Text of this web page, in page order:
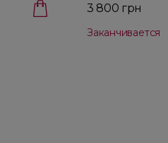
3 800 грн
Заканчивается